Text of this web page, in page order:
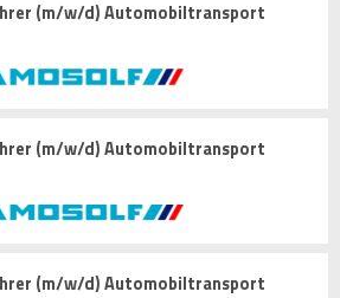
(m/w/d) Automobiltransport
(m/w/d) Automobiltransport
(m/w/d) Automobiltransport